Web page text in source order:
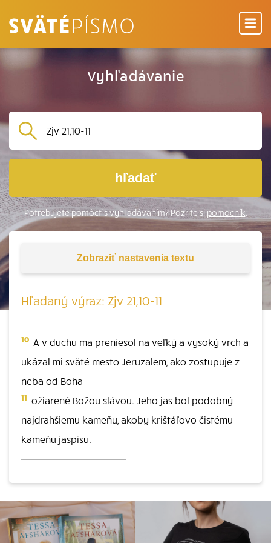
Vyhľadávanie
hľadať
Potrebujete pomôcť s vyhľadávaním? Pozrite sipomocník.
Zobraziť nastavenia textu
Hľadaný výraz: Zjv 21,10-11
10 A v duchu ma preniesol na veľký a vysoký vrch a
ukázal mi sväté mesto Jeruzalem, ako zostupuje z
neba od Boha
11 ožiarené Božou slávou. Jeho jas bol podobný
najdrahšiemu kameňu, akoby krištáľovo čistému
kameňu jaspisu.